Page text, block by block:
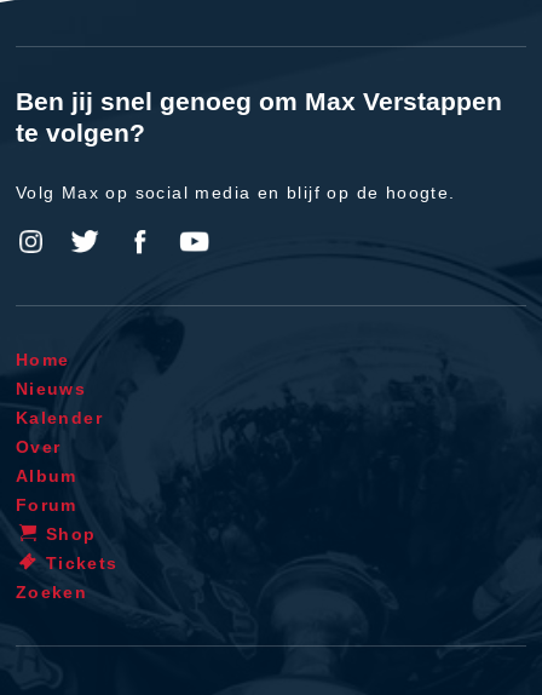
Ben jij snel genoeg om Max Verstappen
te volgen?
Volg Max op social media en blijf op de hoogte.
Home
Nieuws
Kalender
Over
Album
Forum
Shop
Tickets
Zoeken